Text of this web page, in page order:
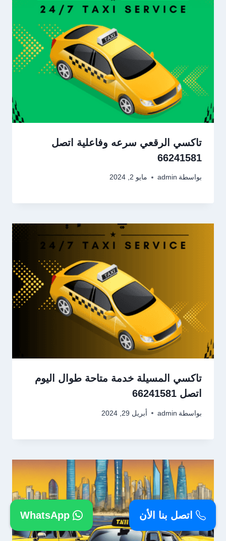
تاكسي الرقعي سرعه وفاعلية اتصل
66241581
بواسطة admin مايو 2, 2024
تاكسي المسيلة خدمة متاحة طوال اليوم
اتصل 66241581
بواسطة admin أبريل 29, 2024
اتصل بنا الأن